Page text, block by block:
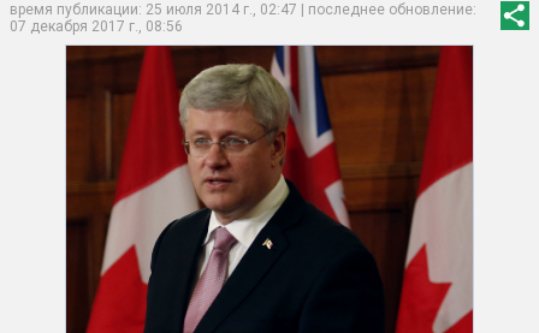
время публикации: 25 июля 2014 г., 02:47 | последнее обновление:
07 декабря 2017 г., 08:56